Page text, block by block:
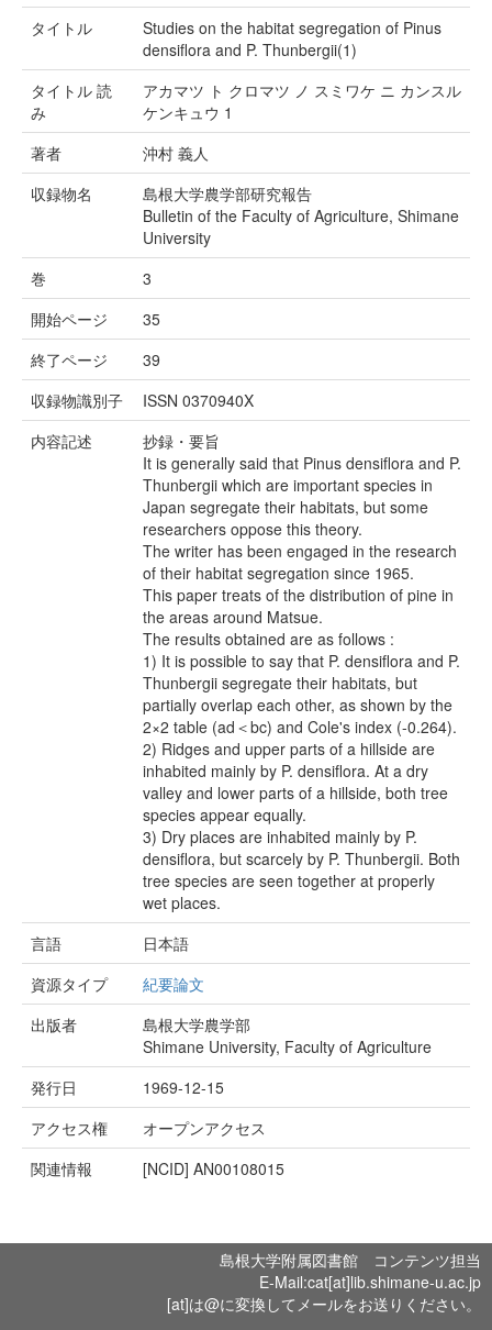
タイトル
Studies on the habitat segregation of Pinus
densiflora and P. Thunbergii(1)
タイトル 読
み
アカマツ ト クロマツ ノ スミワケ ニ カンスル
ケンキュウ 1
著者
沖村 義人
収録物名
島根大学農学部研究報告
Bulletin of the Faculty of Agriculture, Shimane
University
巻
3
開始ページ
35
終了ページ
39
収録物識別子
ISSN 0370940X
内容記述
抄録・要旨
It is generally said that Pinus densiflora and P.
Thunbergii which are important species in
Japan segregate their habitats, but some
researchers oppose this theory.
The writer has been engaged in the research
of their habitat segregation since 1965.
This paper treats of the distribution of pine in
the areas around Matsue.
The results obtained are as follows :
1) It is possible to say that P. densiflora and P.
Thunbergii segregate their habitats, but
partially overlap each other, as shown by the
2×2 table (ad＜bc) and Cole's index (-0.264).
2) Ridges and upper parts of a hillside are
inhabited mainly by P. densiflora. At a dry
valley and lower parts of a hillside, both tree
species appear equally.
3) Dry places are inhabited mainly by P.
densiflora, but scarcely by P. Thunbergii. Both
tree species are seen together at properly
wet places.
言語
日本語
資源タイプ
紀要論文
出版者
島根大学農学部
Shimane University, Faculty of Agriculture
発行日
1969-12-15
アクセス権
オープンアクセス
関連情報
[NCID] AN00108015
島根大学附属図書館 コンテンツ担当
E-Mail:cat[at]lib.shimane-u.ac.jp
[at]は@に変換してメールをお送りください。